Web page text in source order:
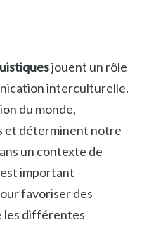
jouent un rôle
interculturelle.
du monde,
et déterminent notre
un contexte de
important
favoriser des
les différentes